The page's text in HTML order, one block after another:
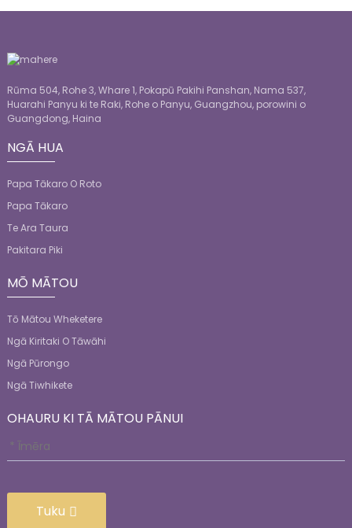
Rūma 504, Rohe 3, Whare 1, Pokapū Pakihi Panshan, Nama 537,
Huarahi Panyu ki te Raki, Rohe o Panyu, Guangzhou, porowini o
Guangdong, Haina
NGĀ HUA
Papa Tākaro O Roto
Papa Tākaro
Te Ara Taura
Pakitara Piki
MŌ MĀTOU
Tō Mātou Wheketere
Ngā Kiritaki O Tāwāhi
Ngā Pūrongo
Ngā Tiwhikete
OHAURU KI TĀ MĀTOU PĀNUI
Tuku